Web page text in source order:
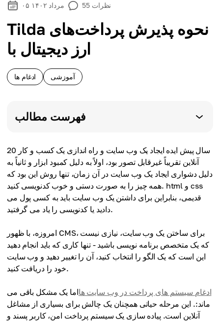
۰۵ مرداد ۱۴۰۲ 55 نظرات
Tilda نحوه پذیرش پرداخت‌های
ارز دیجیتال با
ادغام ها آموزشی
فهرست مطالب
20 سال پیش ایده ایجاد یک وب سایت و راه اندازی یک کسب و کار
آنلاین تقریباً غیرقابل تصور بود، اولاً به دلیل کمبود ابزار و ثانیاً به
دلیل دشواری ایجاد یک وب سایت در آن زمان، تنها روش این بود که
همه چیز را به صورت دستی و خوب کدنویسی کنید. html و css
قدیمی، بنابراین برای داشتن یک وب سایت باید به کسی پول می
دادید یا کدنویسی را یاد می گرفتید.
امروزه، با ظهور CMS، برای ساختن یک وب سایت، نیازی نیست
که یک متخصص برنامه نویسی باشید - تنها کاری که باید انجام دهید
این است که یک الگو را انتخاب کنید، آن را تغییر دهید و وب سایت
خود را دریافت کنید.
ادغام سیستم های پرداخت در وب سایت هااما یک مشکل باقی می
ماند:. این مرحله حیاتی همچنان یک چالش برای بسیاری از مشاغل
آنلاین است. پیاده سازی یک سیستم پرداخت امن، کاربر پسند و